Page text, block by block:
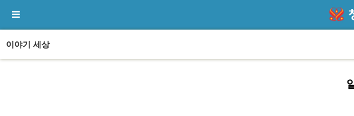
이야기 세상